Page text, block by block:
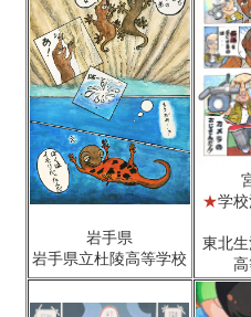
岩手県
岩手県立杜陵高等学校
★学
東北